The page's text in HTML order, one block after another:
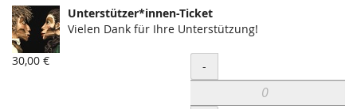
Unterstützer*innen-Ticket
Vielen Dank für Ihre Unterstützung!
30,00 € Menge
-